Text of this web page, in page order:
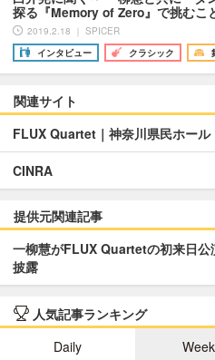
探る『Memory of Zero』で挑むこ
2019.2.18 ｜ SPICER
インタビュー
クラシック
関連サイト
FLUX Quartet｜神奈川県民ホール
CINRA
提供元関連記事
一柳慧がFLUX Quartetの初来日公
披露
人気記事ランキング
Daily